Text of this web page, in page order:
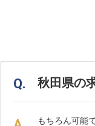
秋田県の
もちろん可能